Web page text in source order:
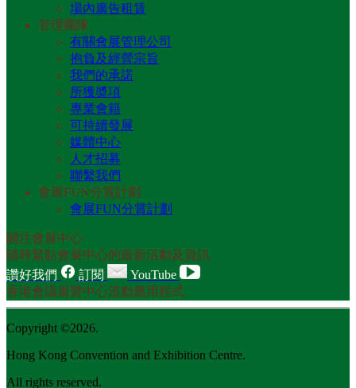
場內廣告租賃
管理團隊
有關會展管理公司
抱負及經營宗旨
我們的承諾
所獲奬項
專業會籍
可持續發展
媒體中心
人才招募
聯繫我們
會展FUN分賞計劃
會展FUN分賞計劃
關注會展中心
隨時緊貼會展中心的最新活動及資訊
讚好我們
訂閱
YouTube
香港會議展覽中心流動應用程式
Copyright ©2026.
Hong Kong Convention and Exhibition Centre.
All rights reserved.